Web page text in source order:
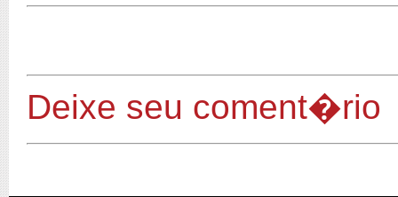
Deixe seu coment�rio